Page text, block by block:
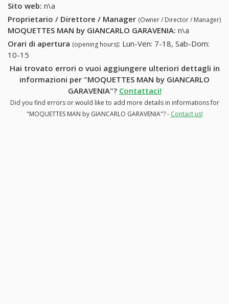
Sito web: n\a
Proprietario / Direttore / Manager (Owner / Director / Manager)
MOQUETTES MAN by GIANCARLO GARAVENIA: n\a
Orari di apertura (opening hours): Lun-Ven: 7-18, Sab-Dom:
10-15
Hai trovato errori o vuoi aggiungere ulteriori dettagli in
informazioni per "MOQUETTES MAN by GIANCARLO
GARAVENIA"? Contattaci!
Did you find errors or would like to add more details in informations for
"MOQUETTES MAN by GIANCARLO GARAVENIA"? - Contact us!